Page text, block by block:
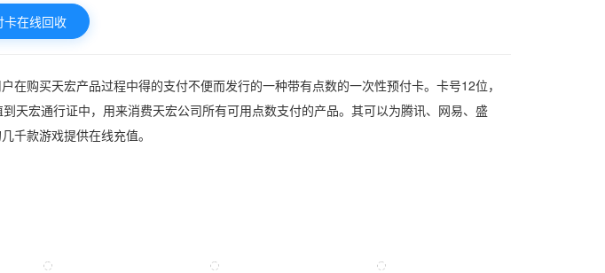
卡在线回收
在购买天宏产品过程中得的支付不便而发行的一种带有点数的一次性预付卡。卡号12位，
天宏通行证中，用来消费天宏公司所有可用点数支付的产品。其可以为腾讯、网易、盛
千款游戏提供在线充值。